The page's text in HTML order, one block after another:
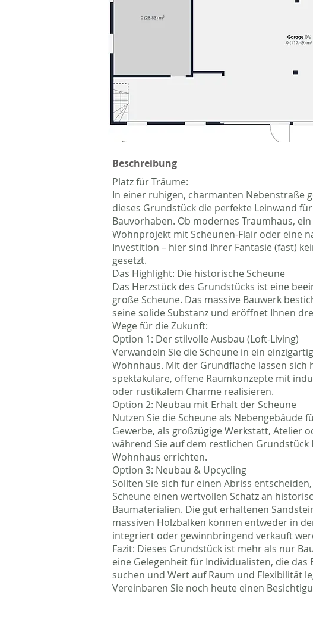
Beschreibung
Platz für Träume:
In einer ruhigen, charmanten Nebenstraße
dieses Grundstück die perfekte Leinwand
Bauvorhaben. Ob modernes Traumhaus,
Wohnprojekt mit Scheunen-Flair oder eine
Investition – hier sind Ihrer Fantasie (fast)
gesetzt.
Das Highlight: Die historische Scheune
Das Herzstück des Grundstücks ist eine
große Scheune. Das massive Bauwerk
seine solide Substanz und eröffnet Ihnen
Wege für die Zukunft:
Option 1: Der stilvolle Ausbau (Loft-Living)
Verwandeln Sie die Scheune in ein
Wohnhaus. Mit der Grundfläche lassen sich
spektakuläre, offene Raumkonzepte mit
oder rustikalem Charme realisieren.
Option 2: Neubau mit Erhalt der Scheune
Nutzen Sie die Scheune als Nebengebäude
Gewerbe, als großzügige Werkstatt, Atelier
während Sie auf dem restlichen Grundstück
Wohnhaus errichten.
Option 3: Neubau & Upcycling
Sollten Sie sich für einen Abriss
Scheune einen wertvollen Schatz an
Baumaterialien. Die gut erhaltenen
massiven Holzbalken können entweder in
integriert oder gewinnbringend verkauft
Fazit: Dieses Grundstück ist mehr als nur
eine Gelegenheit für Individualisten, die das
suchen und Wert auf Raum und Flexibilität
Vereinbaren Sie noch heute einen